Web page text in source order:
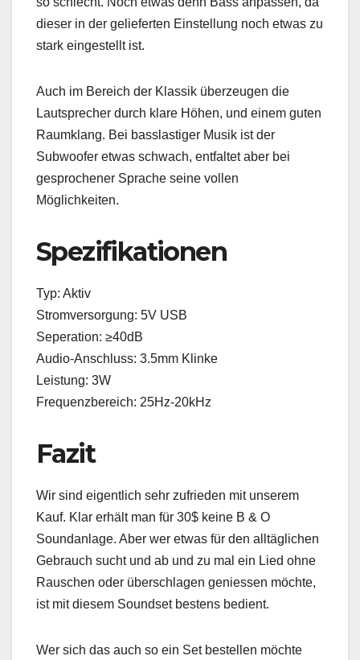
dieser in der gelieferten Einstellung noch etwas zu
stark eingestellt ist.
Auch im Bereich der Klassik überzeugen die
Lautsprecher durch klare Höhen, und einem guten
Raumklang. Bei basslastiger Musik ist der
Subwoofer etwas schwach, entfaltet aber bei
gesprochener Sprache seine vollen
Möglichkeiten.
Spezifikationen
Typ: Aktiv
Stromversorgung: 5V USB
Seperation: ≥40dB
Audio-Anschluss: 3.5mm Klinke
Leistung: 3W
Frequenzbereich: 25Hz-20kHz
Fazit
Wir sind eigentlich sehr zufrieden mit unserem
Kauf. Klar erhält man für 30$ keine B & O
Soundanlage. Aber wer etwas für den alltäglichen
Gebrauch sucht und ab und zu mal ein Lied ohne
Rauschen oder überschlagen geniessen möchte,
ist mit diesem Soundset bestens bedient.
Wer sich das auch so ein Set bestellen möchte